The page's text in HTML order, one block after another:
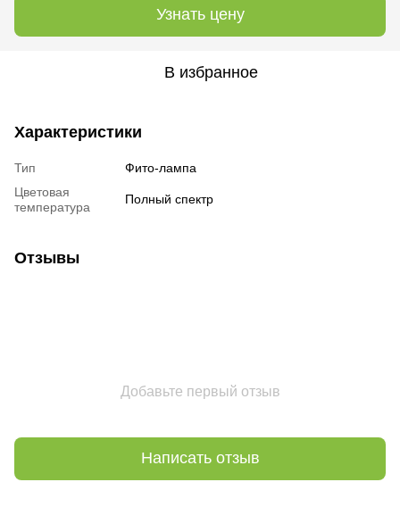
Узнать цену
В избранное
Характеристики
Тип
Фито-лампа
Цветовая
температура
Полный спектр
Отзывы
Добавьте первый отзыв
Написать отзыв